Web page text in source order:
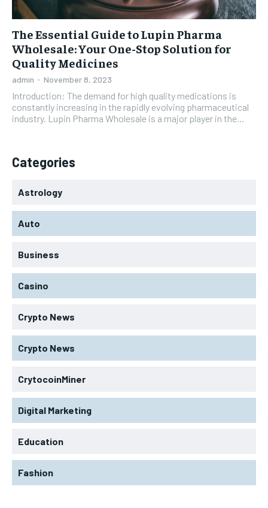
The Essential Guide to Lupin Pharma
Wholesale: Your One-Stop Solution for
Quality Medicines
admin - November 8, 2023
Introduction: The demand for high quality medications is
constantly increasing in the rapidly evolving pharmaceutical
industry. Lupin Pharma Wholesale is a major player in the...
Categories
Astrology
Auto
Business
Casino
Crypto News
Crypto News
CrytocoinMiner
Digital Marketing
Education
Fashion